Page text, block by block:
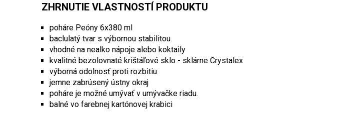
ZHRNUTIE VLASTNOSTÍ PRODUKTU
poháre Peóny 6x380 ml
baclulatý tvar s výbornou stabilitou
vhodné na nealko nápoje alebo koktaily
kvalitné bezolovnaté krištáľové sklo - sklárne Crystalex
výborná odolnosť proti rozbitiu
jemne zabrúsený ústny okraj
poháre je možné umývať v umývačke riadu.
balné vo farebnej kartónovej krabici